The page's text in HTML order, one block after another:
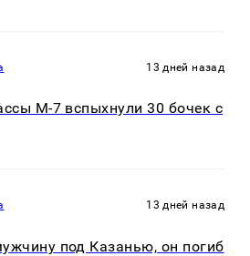
13 дней назад
М-7 вспыхнули 30 бочек с
13 дней назад
под Казанью, он погиб